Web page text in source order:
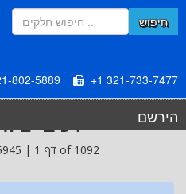
802-5889 +1 321-733-7477
חיפוש
הירשם רכיבי
5945 | דף 1 of 1092